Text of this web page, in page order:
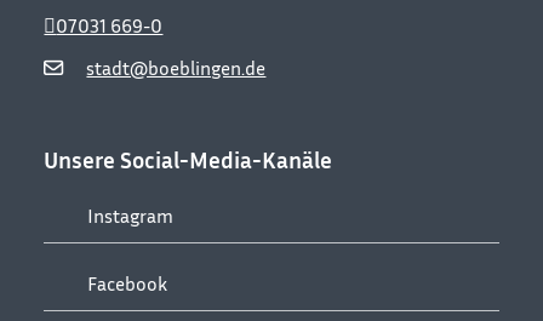
stadt@boeblingen.de
07031 669-0
Unsere Social-Media-Kanäle
Instagram
Facebook